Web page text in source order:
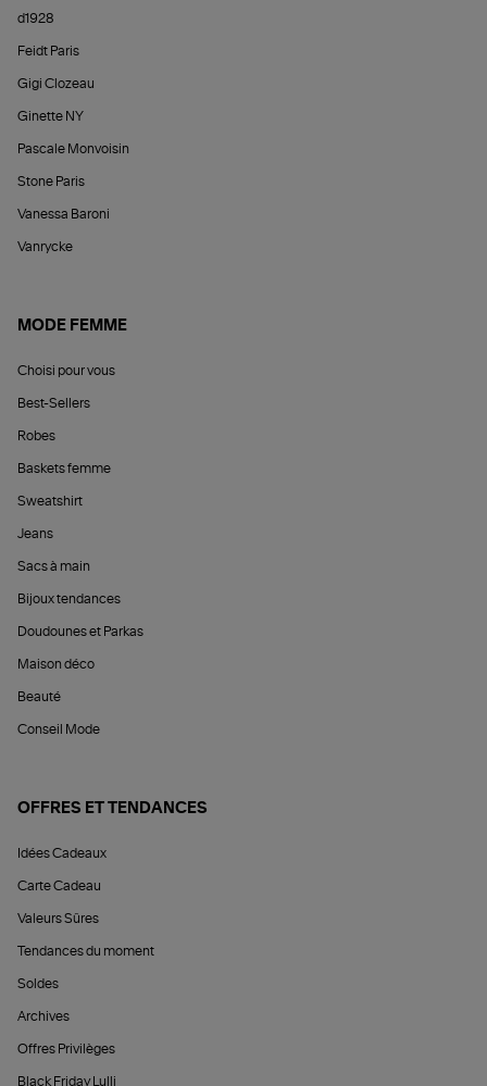
d1928
Feidt Paris
Gigi Clozeau
Ginette NY
Pascale Monvoisin
Stone Paris
Vanessa Baroni
Vanrycke
MODE FEMME
Choisi pour vous
Best-Sellers
Robes
Baskets femme
Sweatshirt
Jeans
Sacs à main
Bijoux tendances
Doudounes et Parkas
Maison déco
Beauté
Conseil Mode
OFFRES ET TENDANCES
Idées Cadeaux
Carte Cadeau
Valeurs Sûres
Tendances du moment
Soldes
Archives
Offres Privilèges
Black Friday Lulli